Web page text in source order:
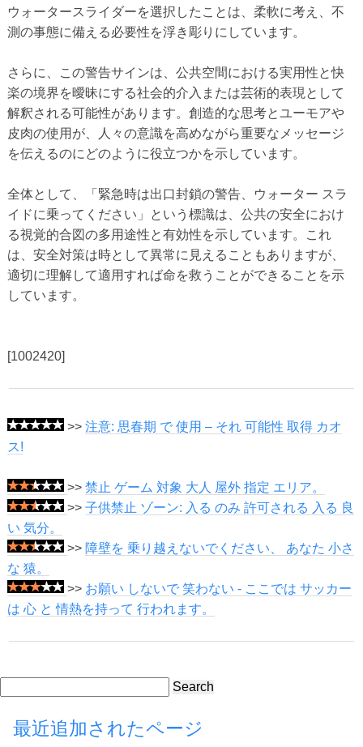
ウォータースライダーを選択したことは、柔軟に考え、不
測の事態に備える必要性を浮き彫りにしています。
さらに、この警告サインは、公共空間における実用性と快
楽の境界を曖昧にする社会的介入または芸術的表現として
解釈される可能性があります。創造的な思考とユーモアや
皮肉の使用が、人々の意識を高めながら重要なメッセージ
を伝えるのにどのように役立つかを示しています。
全体として、「緊急時は出口封鎖の警告、ウォーター スラ
イドに乗ってください」という標識は、公共の安全におけ
る視覚的合図の多用途性と有効性を示しています。これ
は、安全対策は時として異常に見えることもありますが、
適切に理解して適用すれば命を救うことができることを示
しています。
[1002420]
>> 注意: 思春期 で 使用 – それ 可能性 取得 カオ
ス!
>> 禁止 ゲーム 対象 大人 屋外 指定 エリア。
>> 子供禁止 ゾーン: 入る のみ 許可される 入る 良
い 気分。
>> 障壁を 乗り越えないでください、 あなた 小さ
な 猿。
>> お願い しないで 笑わない - ここでは サッカー
は 心 と 情熱を持って 行われます。
Search
最近追加されたページ